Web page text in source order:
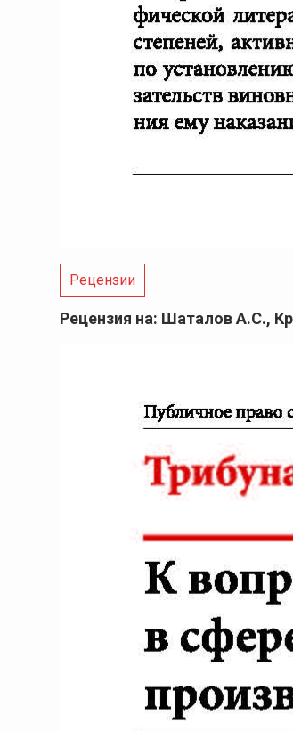
Рецензии
Рецензия на: Шаталов А.С.,